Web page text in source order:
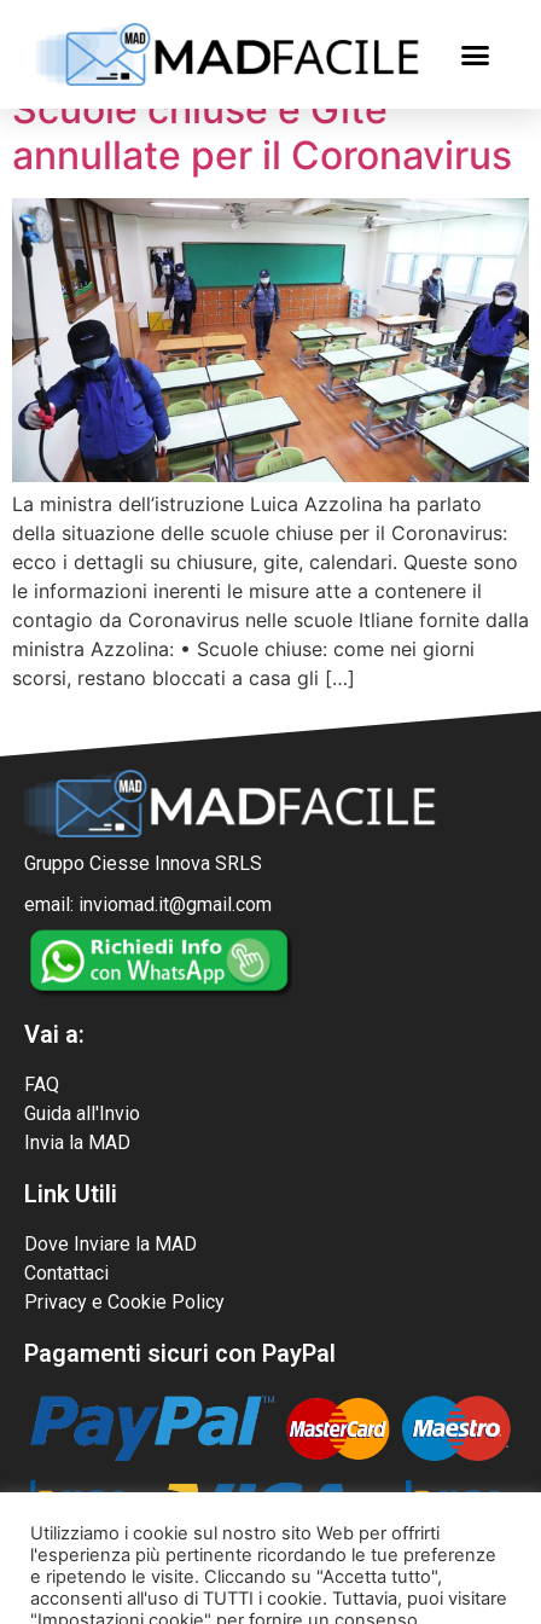
Tag:scuole
Scuole chiuse e Gite
annullate per il Coronavirus
La ministra dell’istruzione Luica Azzolina ha parlato
della situazione delle scuole chiuse per il Coronavirus:
ecco i dettagli su chiusure, gite, calendari. Queste sono
le informazioni inerenti le misure atte a contenere il
contagio da Coronavirus nelle scuole Itliane fornite dalla
ministra Azzolina: • Scuole chiuse: come nei giorni
scorsi, restano bloccati a casa gli […]
Gruppo Ciesse Innova SRLS
email: inviomad.it@gmail.com
Vai a:
FAQ
Guida all'Invio
Invia la MAD
Link Utili
Dove Inviare la MAD
Contattaci
Privacy e Cookie Policy
Pagamenti sicuri con PayPal
Utilizziamo i cookie sul nostro sito Web per offrirti
l'esperienza più pertinente ricordando le tue preferenze
e ripetendo le visite. Cliccando su "Accetta tutto",
acconsenti all'uso di TUTTI i cookie. Tuttavia, puoi visitare